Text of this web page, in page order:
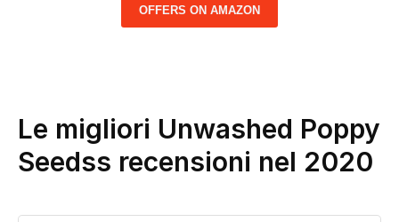
OFFERS ON AMAZON
Le migliori Unwashed Poppy
Seedss recensioni nel 2020